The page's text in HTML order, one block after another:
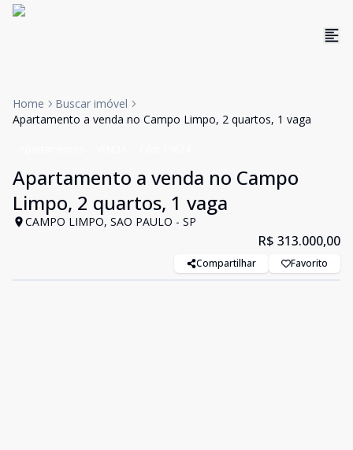
Home
Buscar imóvel
Apartamento a venda no Campo Limpo, 2 quartos, 1 vaga
Apartamento a venda no Campo
Limpo, 2 quartos, 1 vaga
CAMPO LIMPO, SAO PAULO - SP
R$ 313.000,00
Compartilhar Favorito